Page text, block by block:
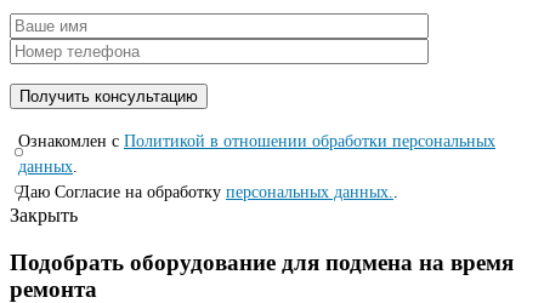
Ознакомлен с Политикой в отношении обработки персональных
данных.
Даю Согласие на обработку персональных данных..
Закрыть
Подобрать оборудование для подмена на время
ремонта